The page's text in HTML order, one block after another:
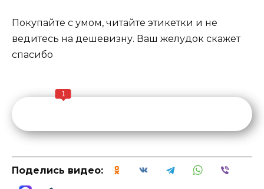
Покупайте с умом, читайте этикетки и не
ведитесь на дешевизну. Ваш желудок скажет
спасибо
1
Поделись видео: